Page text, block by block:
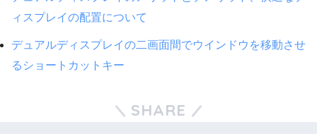
ィスプレイの配置について
デュアルディスプレイの二画面間でウインドウを移動させ
るショートカットキー
SHARE